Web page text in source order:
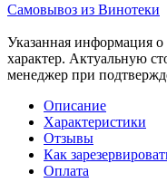
Самовывоз из Винотеки
Указанная информация
характер. Актуальную
менеджер при
Описание
Характеристики
Отзывы
Как
Оплата